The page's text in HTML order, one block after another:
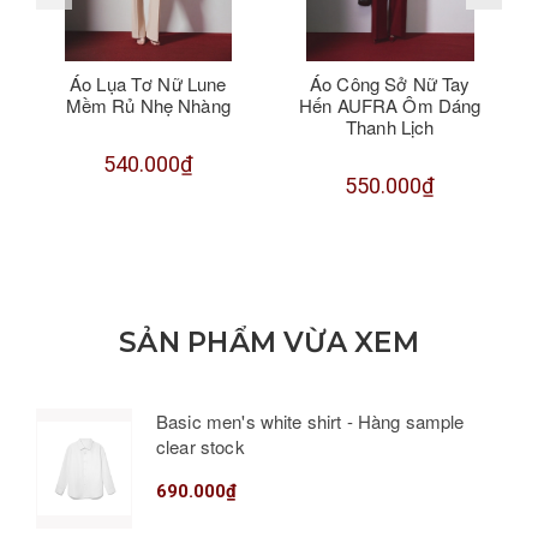
Áo Lụa Tơ Nữ Lune
Mềm Rủ Nhẹ Nhàng
540.000₫
Áo Công Sở Nữ Tay
Hến AUFRA Ôm Dáng
Thanh Lịch
550.000₫
SẢN PHẨM VỪA XEM
Basic men's white shirt - Hàng sample
clear stock
690.000₫